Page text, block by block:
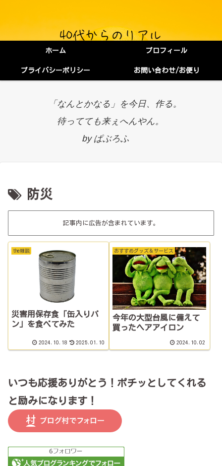
ホーム プロフィール
プライバシーポリシー お問い合わせ/お便り
「なんとかなる」を今日、作る。
待ってても来ぇへんやん。
by ぱぶろふ
防災
記事内に広告が含まれています。
the雑談
災害用保存食「缶入りパ
ン」を食べてみた
2024.10.18 2025.01.10
おすすめグッズ＆サービス
今年の大型台風に備えて
買ったヘアアイロン
2024.10.02
いつも応援ありがとう！ポチッとしてくれる
と励みになります！